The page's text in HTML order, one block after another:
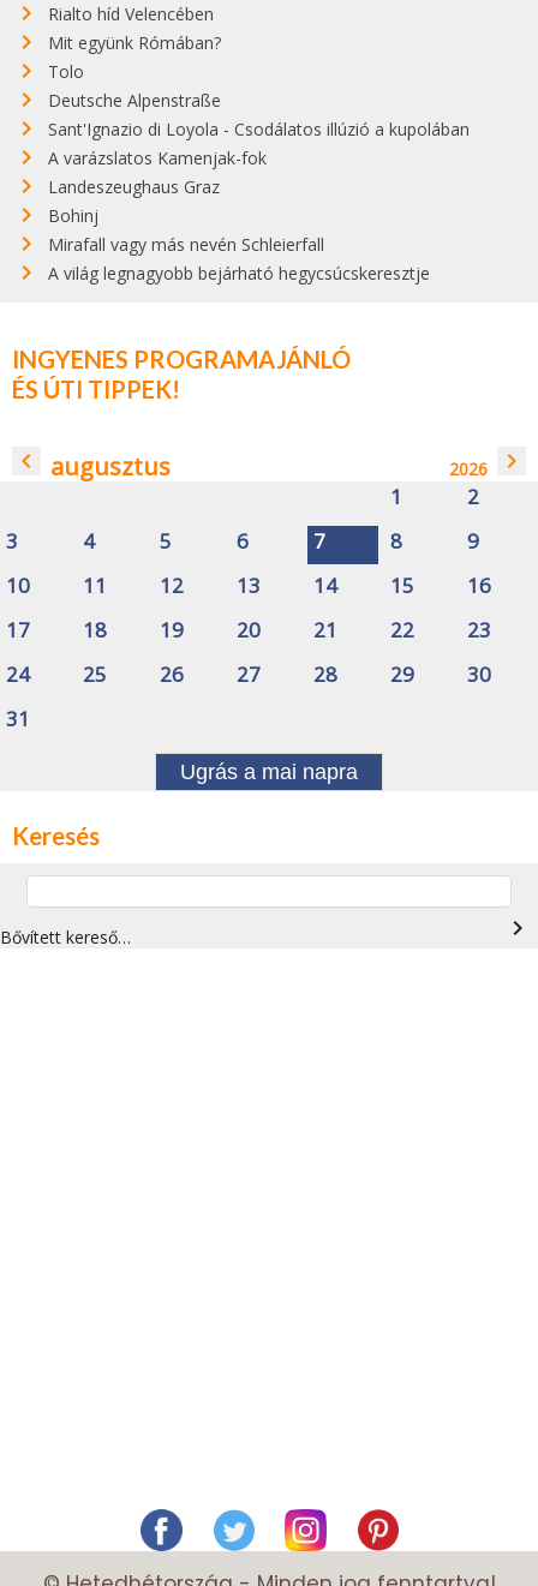
Rialto híd Velencében
Mit együnk Rómában?
Tolo
Deutsche Alpenstraße
Sant'Ignazio di Loyola - Csodálatos illúzió a kupolában
A varázslatos Kamenjak-fok
Landeszeughaus Graz
Bohinj
Mirafall vagy más nevén Schleierfall
A világ legnagyobb bejárható hegycsúcskeresztje
INGYENES PROGRAMAJÁNLÓ
ÉS ÚTI TIPPEK!
navigate_before augusztus 2026 navigate_next
1
2
3
4 5 6 7 8
9
10
11 12 13 14 15
16
17
18 19 20 21 22
23
24
25 26 27 28 29
30
31
Ugrás a mai napra
Keresés
Bővített kereső… navigate_next